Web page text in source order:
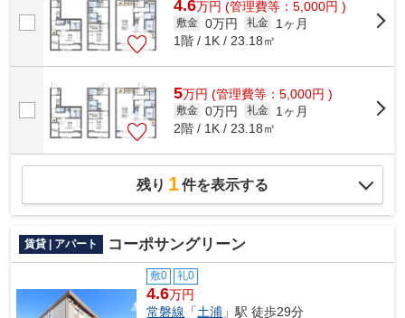
4.6万円 (管理費等：5,000円 )
敷金 0万円 礼金
1ヶ月
1階 / 1K / 23.18㎡
5万円 (管理費等：5,000円 )
敷金 0万円 礼金
1ヶ月
2階 / 1K / 23.18㎡
残り 1件を表示する
賃貸 | アパート コーポサングリーン
敷0 礼0
4.6万円
常磐線 「土浦 」駅 徒歩29分